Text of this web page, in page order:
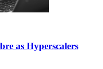
as Hyperscalers